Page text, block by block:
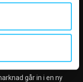
ersätta en frukost
går in i en ny